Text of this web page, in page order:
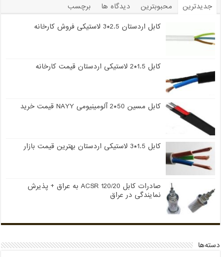
جدیدترین محبوبترین دیدگاه ها
برچسب
کابل اردستان 2.5*3 لاستیکی فروش کارخانه
کابل 1.5*2 لاستیکی اردستان قیمت کارخانه
کابل مسین 50*2 آلومینیومی NAYY قیمت خرید
کابل 1.5*3 لاستیکی اردستان بهترین قیمت بازار
صادرات کابل 120/20 ACSR به عراق + پذیرش
نمایندگی در عراق
دسته‌ها